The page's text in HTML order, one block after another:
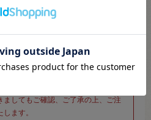
い商品のご注文専用ページです※
らかじめ商品詳細および商品コード
いただけるページです。
は記載しておりません。
内、ご相談もオンラインショップ窓
してもご確認、ご了承の上、ご注
ます。